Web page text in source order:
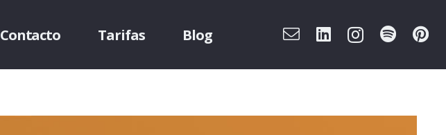
Contacto Tarifas Blog